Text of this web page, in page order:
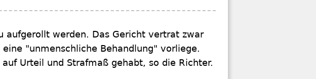
aufgerollt werden. Das Gericht vertrat zwar
"unmenschliche Behandlung" vorliege.
Urteil und Strafmaß gehabt, so die Richter.